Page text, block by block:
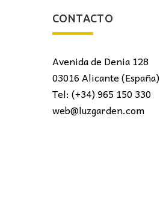
CONTACTO
Avenida de Denia 128
03016 Alicante (España)
Tel: (+34) 965 150 330
web@luzgarden.com